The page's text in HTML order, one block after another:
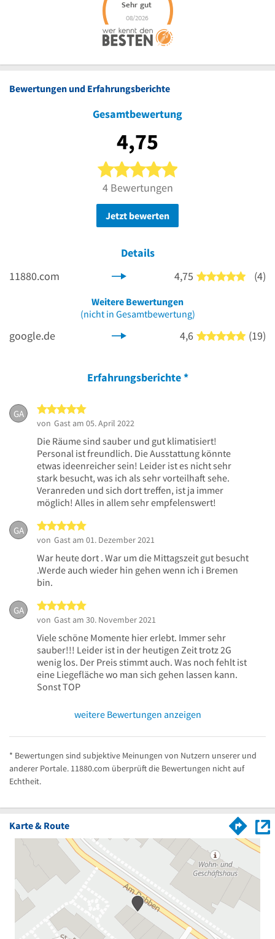
Bewertungen und Erfahrungsberichte
Gesamtbewertung
4,75
5 von 5 Sternen
4 Bewertungen
Jetzt bewerten
Details
11880.com
4,75 5 von
(4)
Weitere Bewertungen
(nicht in Gesamtbewertung)
google.de 4,6 5 von
(19)
Erfahrungsberichte*
GA
von Gast am 05. April 2022
Die Räume sind sauber und gut klimatisiert!
Personal ist freundlich. Die Ausstattung könnte
etwas ideenreicher sein! Leider ist es nicht sehr
stark besucht, was ich als sehr vorteilhaft sehe.
Veranreden und sich dort treffen, ist ja immer
möglich! Alles in allem sehr empfelenswert!
GA
von Gast am 01. Dezember 2021
War heute dort . War um die Mittagszeit gut besucht
.Werde auch wieder hin gehen wenn ich i Bremen
bin.
GA
von Gast am 30. November 2021
Viele schöne Momente hier erlebt. Immer sehr
sauber!!! Leider ist in der heutigen Zeit trotz 2G
wenig los. Der Preis stimmt auch. Was noch fehlt ist
eine Liegefläche wo man sich gehen lassen kann.
Sonst TOP
weitere Bewertungen anzeigen
* Bewertungen sind subjektive Meinungen von Nutzern unserer und
anderer Portale. 11880.com überprüft die Bewertungen nicht auf
Echtheit.
Karte & Route